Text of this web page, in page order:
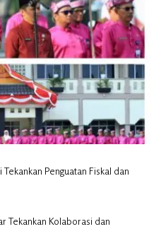
Penguatan Fiskal dan
Tekankan Kolaborasi dan